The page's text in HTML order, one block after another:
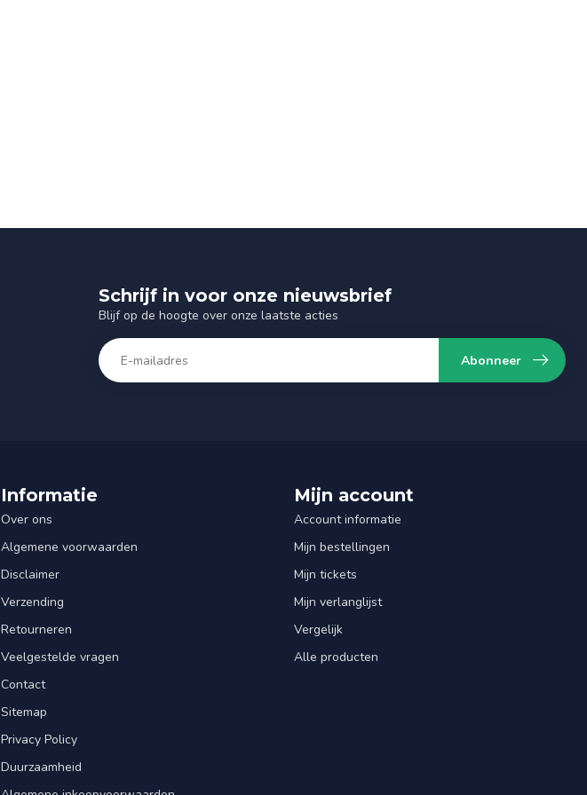
Schrijf in voor onze nieuwsbrief
Blijf op de hoogte over onze laatste acties
Abonneer
Informatie
Over ons
Algemene voorwaarden
Disclaimer
Verzending
Retourneren
Veelgestelde vragen
Contact
Sitemap
Privacy Policy
Duurzaamheid
Mijn account
Account informatie
Mijn bestellingen
Mijn tickets
Mijn verlanglijst
Vergelijk
Alle producten